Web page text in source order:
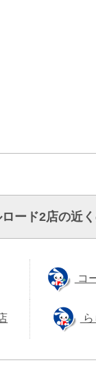
ード2店の近
コ